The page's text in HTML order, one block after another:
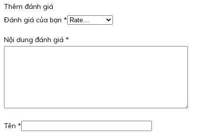
Thêm đánh giá
Đánh giá của bạn *
Nội dung đánh giá *
Tên *